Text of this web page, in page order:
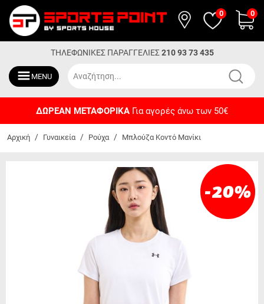
0 0
ΤΗΛΕΦΩΝΙΚΕΣ ΠΑΡΑΓΓΕΛΙΕΣ 210 93 73 435
MENU
ΔΩΡΕΑΝ ΜΕΤΑΦΟΡΙΚΑ Για αγορές άνω των 50€
Αρχική / Γυναικεία / Ρούχα / Μπλούζα Κοντό Μανίκι
-20%